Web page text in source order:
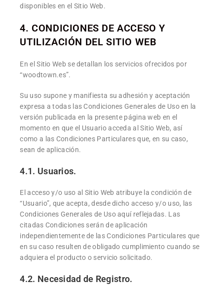
disponibles en el Sitio Web.
4. CONDICIONES DE ACCESO Y
UTILIZACIÓN DEL SITIO WEB
En el Sitio Web se detallan los servicios ofrecidos por
“woodtown.es”.
Su uso supone y manifiesta su adhesión y aceptación
expresa a todas las Condiciones Generales de Uso en la
versión publicada en la presente página web en el
momento en que el Usuario acceda al Sitio Web, así
como a las Condiciones Particulares que, en su caso,
sean de aplicación.
4.1. Usuarios.
El acceso y/o uso al Sitio Web atribuye la condición de
“Usuario”, que acepta, desde dicho acceso y/o uso, las
Condiciones Generales de Uso aquí reflejadas. Las
citadas Condiciones serán de aplicación
independientemente de las Condiciones Particulares que
en su caso resulten de obligado cumplimiento cuando se
adquiera el producto o servicio solicitado.
4.2. Necesidad de Registro.